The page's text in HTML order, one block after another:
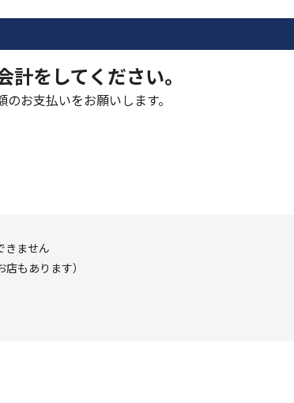
をしてください。
お支払いをお願いします。
きません
もあります）